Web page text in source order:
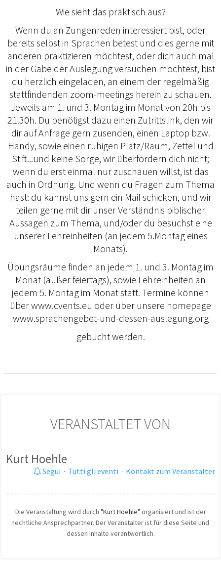
Wie sieht das praktisch aus?
Wenn du an Zungenreden interessiert bist, oder
bereits selbst in Sprachen betest und dies gerne mit
anderen praktizieren möchtest, oder dich auch mal
in der Gabe der Auslegung versuchen möchtest, bist
du herzlich eingeladen, an einem der regelmäßig
stattfindenden zoom-meetings herein zu schauen.
Jeweils am 1. und 3. Montag im Monat von 20h bis
21.30h. Du benötigst dazu einen Zutrittslink, den wir
dir auf Anfrage gern zusenden, einen Laptop bzw.
Handy, sowie einen ruhigen Platz/Raum, Zettel und
Stift...und keine Sorge, wir überfordern dich nicht;
wenn du erst einmal nur zuschauen willst, ist das
auch in Ordnung. Und wenn du Fragen zum Thema
hast: du kannst uns gern ein Mail schicken, und wir
teilen gerne mit dir unser Verständnis biblischer
Aussagen zum Thema, und/oder du besuchst eine
unserer Lehreinheiten (an jedem 5.Montag eines
Monats).
Übungsräume finden an jedem 1. und 3. Montag im
Monat (außer feiertags), sowie Lehreinheiten an
jedem 5. Montag im Monat statt. Termine können
über www.cvents.eu oder über unsere homepage
www.sprachengebet-und-dessen-auslegung.org
gebucht werden.
VERANSTALTET VON
Kurt Hoehle
Segui · Tutti gli eventi · Kontakt zum Veranstalter
Die Veranstaltung wird durch "Kurt Hoehle" organisiert und ist der
rechtliche Ansprechpartner. Der Veranstalter ist für diese Seite und
dessen Inhalte verantwortlich.